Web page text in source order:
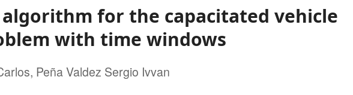
for the capacitated vehicle
with time windows
Peña Valdez Sergio Ivvan